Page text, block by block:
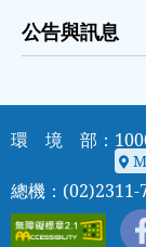
公告與訊息
環 境 部：
總機：(02)2311-